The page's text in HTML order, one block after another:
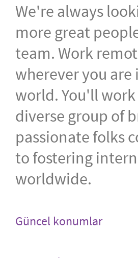
We're always
more great
team. Work
wherever you are
world. You'll
diverse group of
passionate folks
to fostering
worldwide.
Güncel konumlar